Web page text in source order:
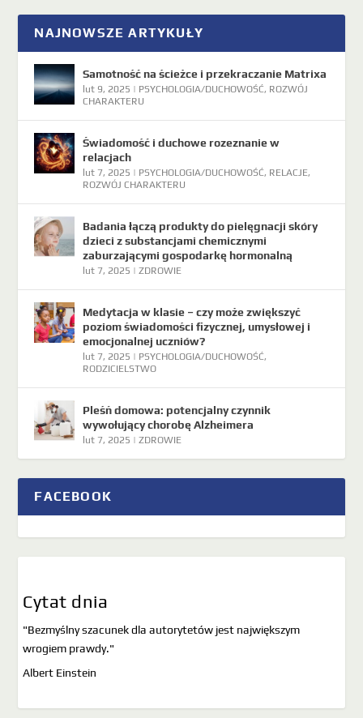
NAJNOWSZE ARTYKUŁY
Samotność na ścieżce i przekraczanie Matrixa
lut 9, 2025 | PSYCHOLOGIA/DUCHOWOŚĆ, ROZWÓJ
CHARAKTERU
Świadomość i duchowe rozeznanie w
relacjach
lut 7, 2025 | PSYCHOLOGIA/DUCHOWOŚĆ, RELACJE,
ROZWÓJ CHARAKTERU
Badania łączą produkty do pielęgnacji skóry
dzieci z substancjami chemicznymi
zaburzającymi gospodarkę hormonalną
lut 7, 2025 |ZDROWIE
Medytacja w klasie – czy może zwiększyć
poziom świadomości fizycznej, umysłowej i
emocjonalnej uczniów?
lut 7, 2025 | PSYCHOLOGIA/DUCHOWOŚĆ,
RODZICIELSTWO
Pleśń domowa: potencjalny czynnik
wywołujący chorobę Alzheimera
lut 7, 2025 |ZDROWIE
FACEBOOK
Cytat dnia
"Bezmyślny szacunek dla autorytetów jest największym
wrogiem prawdy."
Albert Einstein